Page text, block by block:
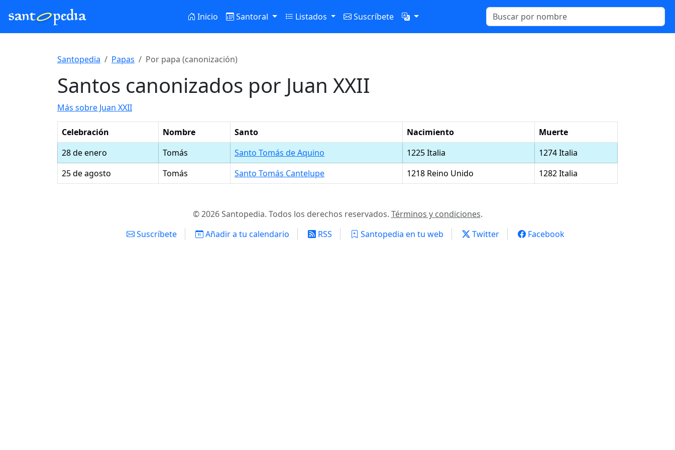
Inicio Santoral Listados Suscríbete
Santopedia Papas Por papa (canonización)
Santos canonizados por Juan XXII
Más sobre Juan XXII
Celebración Nombre Santo Nacimiento
Muerte
28 de enero
Tomás Santo Tomás de Aquino 1225 Italia
1274 Italia
25 de agosto
Tomás Santo Tomás Cantelupe 1218 Reino Unido 1282 Italia
© 2026 Santopedia. Todos los derechos reservados. Términos y condiciones.
Suscríbete
Añadir a tu calendario RSS Santopedia en tu web Twitter Facebook